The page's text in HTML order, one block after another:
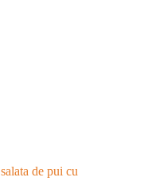
salata de pui cu